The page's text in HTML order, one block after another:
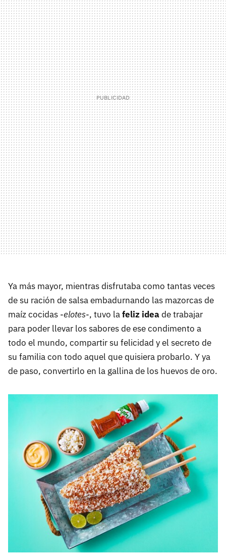
Ya más mayor, mientras disfrutaba como tantas veces
de su ración de salsa embadurnando las mazorcas de
maíz cocidas -elotes-, tuvo lafeliz ideade trabajar
para poder llevar los sabores de ese condimento a
todo el mundo, compartir su felicidad y el secreto de
su familia con todo aquel que quisiera probarlo. Y ya
de paso, convertirlo en la gallina de los huevos de oro.